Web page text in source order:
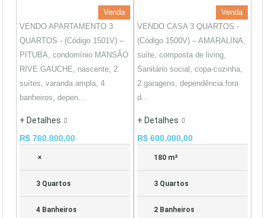
Venda
VENDO APARTAMENTO 3
QUARTOS - (Código 1501V) –
PITUBA, condomínio MANSÃO
RIVE GAUCHE, nascente, 2
suítes, varanda ampla, 4
banheiros, depen...
+ Detalhes
R$ 760.000,00
×
3 Quartos
4 Banheiros
Venda
VENDO CASA 3 QUARTOS -
(Código 1500V) – AMARALINA,
suíte, composta de living,
Sanitário social, copa-cozinha,
2 garagens, dependência fora
d...
+ Detalhes
R$ 600.000,00
180 m²
3 Quartos
2 Banheiros